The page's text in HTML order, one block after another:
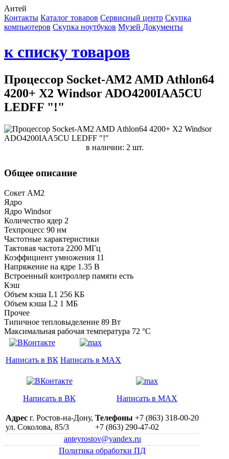
Антей
Контакты Каталог товаров Сервисный центр Cкупка
компьютеров Cкупка ноутбуков Музей Документы
к списку товаров
Процессор Socket-AM2 AMD Athlon64
4200+ X2 Windsor ADO4200IAA5CU
LEDFF "!"
в наличии: 2 шт.
Общее описание
Сокет AM2
Ядро
Ядро Windsor
Количество ядер 2
Техпроцесс 90 нм
Частотные характеристики
Тактовая частота 2200 МГц
Коэффициент умножения 11
Напряжение на ядре 1.35 B
Встроенный контроллер памяти есть
Кэш
Объем кэша L1 256 КБ
Объем кэша L2 1 МБ
Прочее
Типичное тепловыделение 89 Вт
Максимальная рабочая температура 72 °C
Написать в ВК Написать в MAX
Написать в ВК Написать в MAX
Адрес г. Ростов-на-Дону,
ул. Соколова, 85/3
Телефоны +7 (863) 318-00-20
+7 (863) 290-47-02
anteyrostov@yandex.ru
Политика обработки ПД